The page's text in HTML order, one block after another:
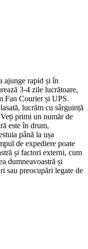
ajunge rapid și în
3-4 zile lucrătoare,
Fan Courier și UPS.
lucrăm cu sârguință
primi un număr de
este în drum,
până la ușa
de expediere poate
și factori externi, cum
dumneavoastră și
sau preocupări legate de